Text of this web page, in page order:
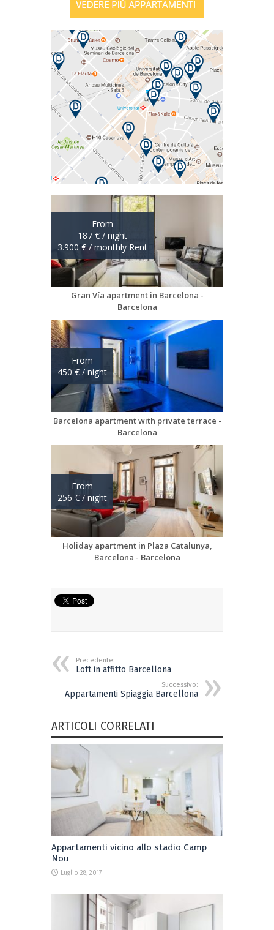
Precedente:
Loft in affitto Barcellona
Successivo:
Appartamenti Spiaggia Barcellona
ARTICOLI CORRELATI
Appartamenti vicino allo stadio Camp
Nou
Luglio 28, 2017